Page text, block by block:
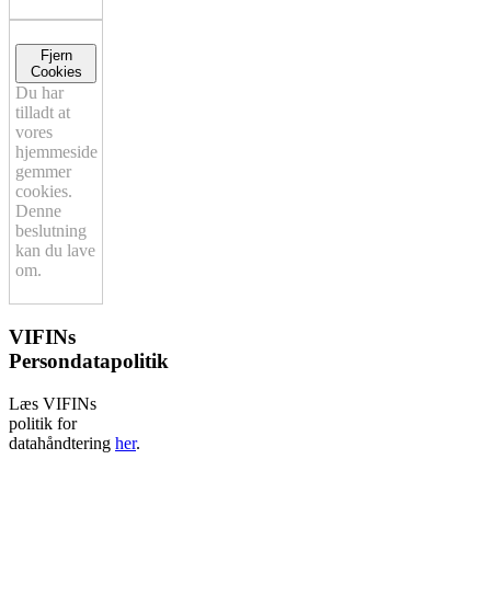
Fjern
Cookies
Du har
tilladt at
vores
hjemmeside
gemmer
cookies.
Denne
beslutning
kan du lave
om.
VIFINs
Persondatapolitik
Læs VIFINs
politik for
datahåndtering her.